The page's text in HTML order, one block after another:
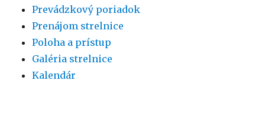
Prevádzkový poriadok
Prenájom strelnice
Poloha a prístup
Galéria strelnice
Kalendár